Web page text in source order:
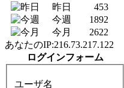
昨日
453
今週
1892
今月
2622
あなたのIP:216.73.217.122
ログインフォーム
ユーザ名